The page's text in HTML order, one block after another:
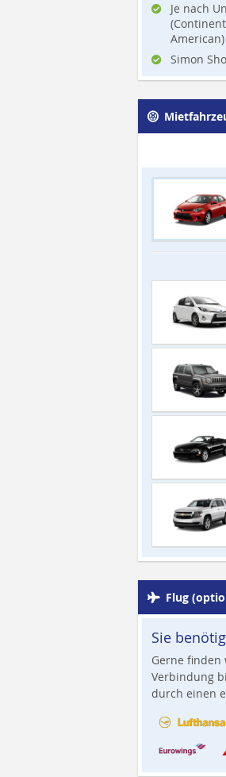
Je nach
Simon
Flug
Sie
Gerne finden
Verbindung
durch einen